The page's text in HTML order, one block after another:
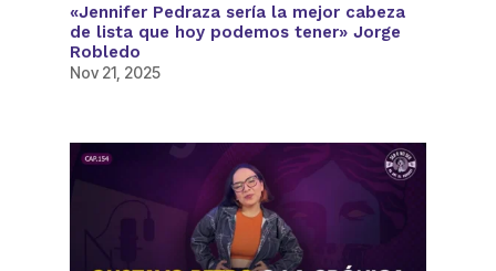
«Jennifer Pedraza sería la mejor cabeza
de lista que hoy podemos tener» Jorge
Robledo
Nov 21, 2025